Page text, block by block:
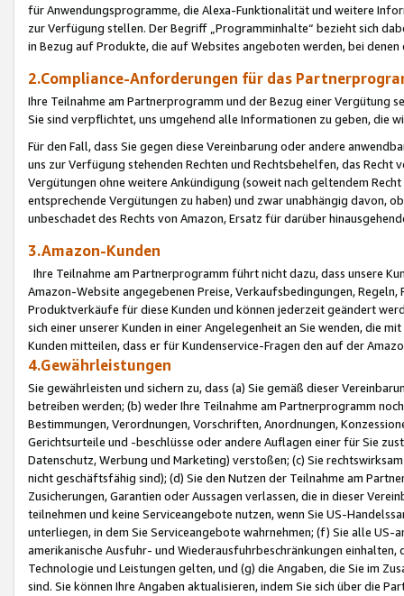
für Anwendungsprogramme, die Alexa-Funktionalität und weitere
zur Verfügung stellen. Der Begriff „Programminhalte“ bezieht sich
in Bezug auf Produkte, die auf Websites angeboten werden, bei
2.Compliance-Anforderungen für das
Ihre Teilnahme am Partnerprogramm und der Bezug einer Vergütung
Sie sind verpflichtet, uns umgehend alle Informationen zu geben, die
Für den Fall, dass Sie gegen diese Vereinbarung oder andere
uns zur Verfügung stehenden Rechten und Rechtsbehelfen, das
Vergütungen ohne weitere Ankündigung (soweit nach geltendem
entsprechende Vergütungen zu haben) und zwar unabhängig davon,
unbeschadet des Rechts von Amazon, Ersatz für darüber
3.Amazon-Kunden
Ihre Teilnahme am Partnerprogramm führt nicht dazu, dass unsere
Amazon-Website angegebenen Preise, Verkaufsbedingungen,
Produktverkäufe für diese Kunden und können jederzeit geändert
sich einer unserer Kunden in einer Angelegenheit an Sie wenden, die
Kunden mitteilen, dass er für Kundenservice-Fragen den auf der
4.Gewährleistungen
Sie gewährleisten und sichern zu, dass (a) Sie gemäß dieser
betreiben werden; (b) weder Ihre Teilnahme am Partnerprogramm
Bestimmungen, Verordnungen, Vorschriften, Anordnungen,
Gerichtsurteile und -beschlüsse oder andere Auflagen einer für Sie
Datenschutz, Werbung und Marketing) verstoßen; (c) Sie
nicht geschäftsfähig sind); (d) Sie den Nutzen der Teilnahme am
Zusicherungen, Garantien oder Aussagen verlassen, die in dieser
teilnehmen und keine Serviceangebote nutzen, wenn Sie US-
unterliegen, in dem Sie Serviceangebote wahrnehmen; (f) Sie alle
amerikanische Ausfuhr- und Wiederausfuhrbeschränkungen
Technologie und Leistungen gelten, und (g) die Angaben, die Sie im
sind. Sie können Ihre Angaben aktualisieren, indem Sie sich über die